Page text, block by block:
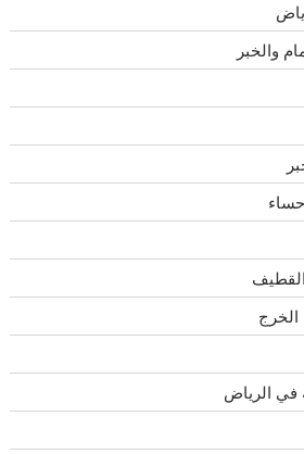
والخبر
في الرياض